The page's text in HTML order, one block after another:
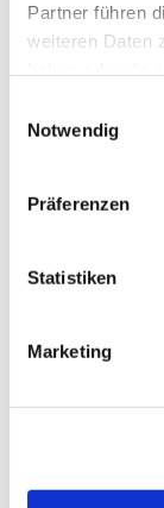
Partner führen
weiteren Daten
Notwendig
Präferenzen
Statistiken
Marketing
with
Add to Cart